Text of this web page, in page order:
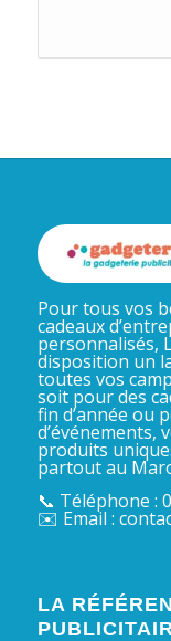
Pour tous vos
cadeaux
personnalisés,
disposition un
toutes vos
soit pour des
fin d’année ou
d’événements,
produits
partout au
📞 Téléphone :
✉️ Email :
LA